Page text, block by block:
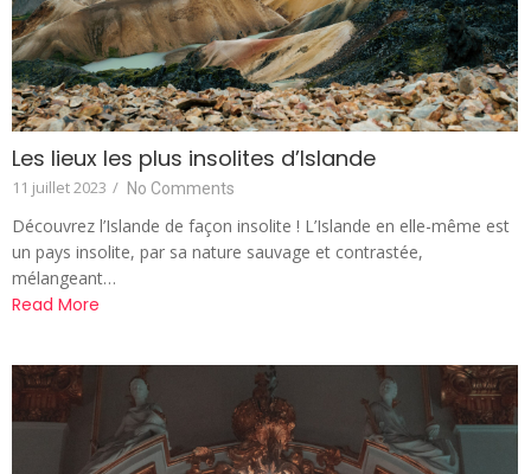
Les lieux les plus insolites d’Islande
11 juillet 2023 / No Comments
Découvrez l’Islande de façon insolite ! L’Islande en elle-même est
un pays insolite, par sa nature sauvage et contrastée,
mélangeant…
Read More